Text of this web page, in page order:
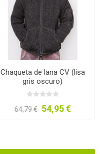
Chaqueta de lana CV (lisa
gris oscuro)
64,79 € 54,95 €